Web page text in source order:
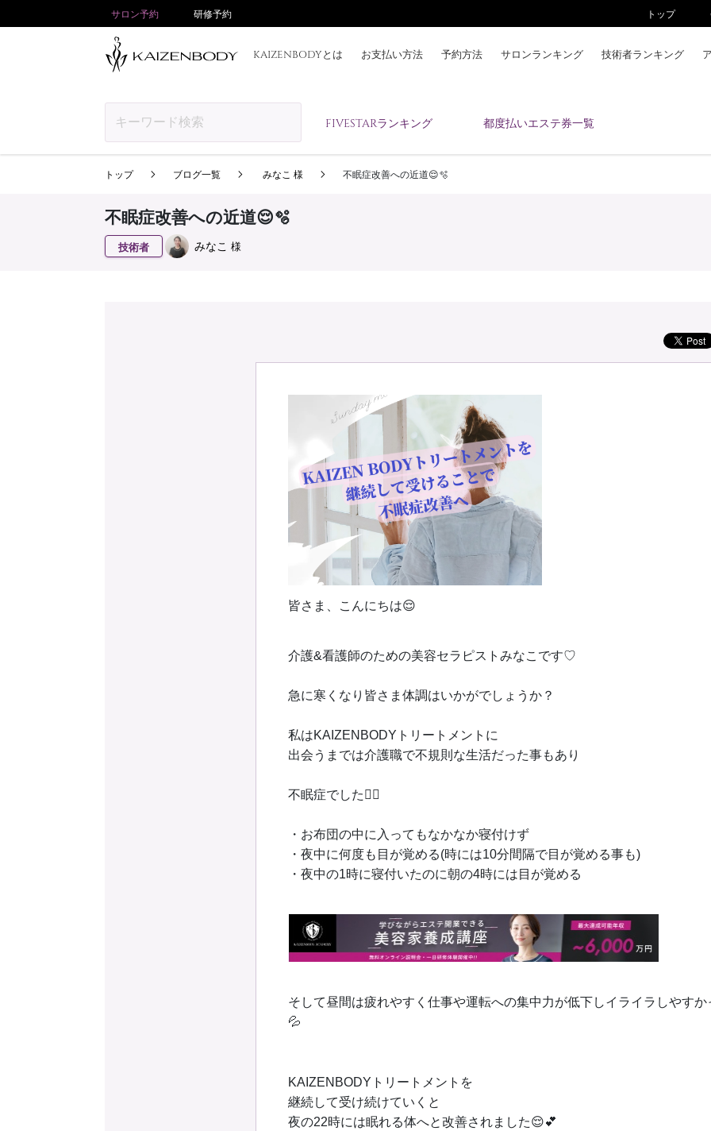
サロン予約 研修予約 トップ
KAIZENBODYとは お支払い方法 予約方法 サロンランキング 技術者ランキング
FIVESTARランキング 都度払いエステ券一覧
お支払い方法
予約方法
トップ ブログ一覧 みなこ 様 不眠症改善への近道😌🫧
不眠症改善への近道😌🫧
技術者 みなこ 様
皆さま、こんにちは😌
介護&看護師のための美容セラピストみなこです♡
急に寒くなり皆さま体調はいかがでしょうか？
私はKAIZENBODYトリートメントに
出会うまでは介護職で不規則な生活だった事もあり
不眠症でした😮‍💨
・お布団の中に入ってもなかなか寝付けず
・夜中に何度も目が覚める(時には10分間隔で目が覚める事も)
・夜中の1時に寝付いたのに朝の4時には目が覚める
そして昼間は疲れやすく仕事や運転への集中力が低下しイライラしやすか
💦
KAIZENBODYトリートメントを
継続して受け続けていくと
夜の22時には眠れる体へと改善されました😌💕